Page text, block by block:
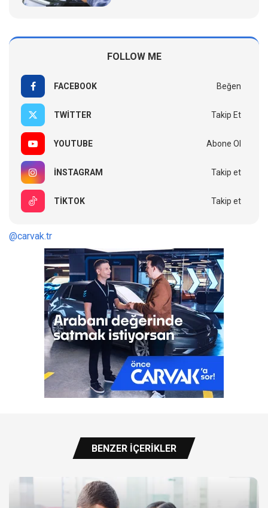
FOLLOW ME
FACEBOOK Beğen
TWITTER Takip Et
YOUTUBE Abone Ol
INSTAGRAM Takip et
TIKTOK Takip et
@carvak.tr
BENZER İÇERIKLER